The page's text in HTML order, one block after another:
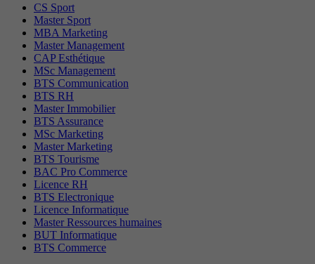
CS Sport
Master Sport
MBA Marketing
Master Management
CAP Esthétique
MSc Management
BTS Communication
BTS RH
Master Immobilier
BTS Assurance
MSc Marketing
Master Marketing
BTS Tourisme
BAC Pro Commerce
Licence RH
BTS Electronique
Licence Informatique
Master Ressources humaines
BUT Informatique
BTS Commerce